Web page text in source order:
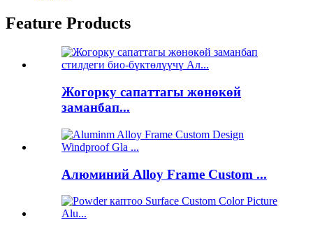
Feature Products
Жогорку сапаттагы жөнөкөй
заманбап...
Алюминий Alloy Frame Custom ...